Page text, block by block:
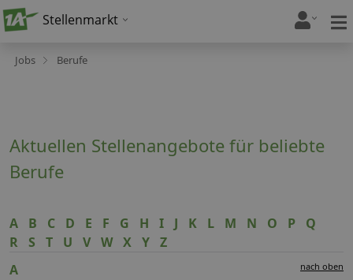
Stellenmarkt
Jobs Berufe
Aktuellen Stellenangebote für beliebte
Berufe
A B C D E F G H I J K L M N O P
Q
R
S T U V W X Y Z
A
nach oben